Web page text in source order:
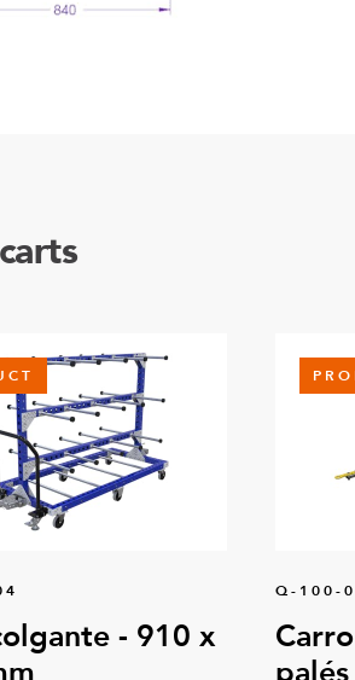
- 910 x
Q-100-